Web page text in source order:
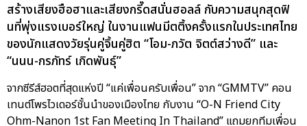
สร้างเสียงฮือฮาและเสียงกรี๊ดสนั่นฮอลล์ กับความสนุกสุดฟิ
นที่พุ่งแรงเบอร์ใหญ่ ในงานแฟนมีตติ้งครั้งแรกในประเทศไทย
ของนักแสดงวัยรุ่นคู่จิ้นคู่ฮิต “โอม-ภวัต จิตต์สว่างดี” และ
“นนน-กรภัทร์ เกิดพันธุ์”
จากซีรีส์ฮอตที่สุดแห่งปี “แค่เพื่อนครับเพื่อน” จาก “GMMTV” คอน
เทนต์โพรไวเดอร์ชั้นนำของเมืองไทย กับงาน “O-N Friend City
Ohm-Nanon 1st Fan Meeting In Thailand” แถมยกทีมเพื่อน